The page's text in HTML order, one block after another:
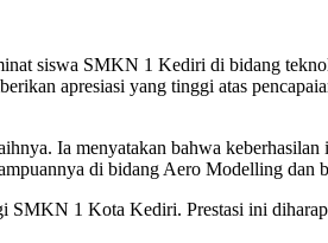
siswa SMKN 1 Kediri di bidang
apresiasi yang tinggi atas
Ia menyatakan bahwa
di bidang Aero Modelling dan
1 Kota Kediri. Prestasi ini